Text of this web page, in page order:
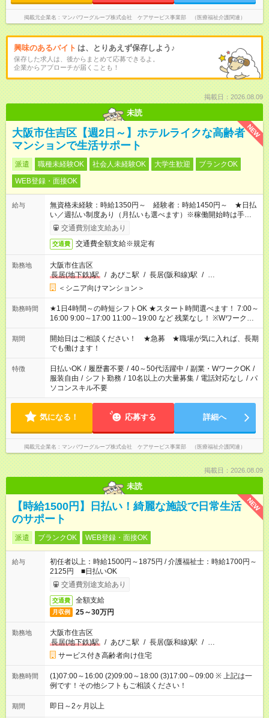
掲載元企業名 マンパワーグループ株式会社 ケアサービス事業部 （医療福祉介護関連）
興味のあるバイト は、とりあえず保存しよう♪
保存した求人は、後からまとめて応募できるよ。
企業からアプローチが届くことも！
掲載日：2026.08.09
未読
NEW
大阪市住吉区【週2日～】ホテルライクな高齢者
マンションで生活サポート
派遣 職種未経験OK 社会人未経験OK 大学生歓迎
ブランクOK
WEB登録・面接OK
給与
無資格未経験：時給1350円～ 経験者：時給1450円～ ★日払
い／週払い制度あり（月払いも選べます）※稼働開始時は手続き
完了次第のお支払いとなります。
交通費別途支給あり
交通費 交通費全額支給※規定有
勤務地
大阪市住吉区
長居(地下鉄)駅
/ あびこ駅 / 長居(阪和線)駅 / …
＜シニア向けマンション＞
勤務時間
★1日4時間～の時短シフトOK ★スタート時間選べます！ 7:00～
16:00 9:00～17:00 11:00～19:00 など 残業なし！ ※Wワークの
場合、他のお仕事と合わせ週40時間超の就業はご案内できませ
ん ※法令に基づき、週20時間以上勤務は社会保険への加入対象
となります ※労働者派遣法（日雇い派遣の原則禁止）により、
短時間・短期間の就業はご案内が難しい場合があります
期間
開始日はご相談ください！ ★急募 ★職場が気に入れば、長期
でも働けます！
特徴 日払いOK / 履歴書不要 / 40～50代活躍中 / 副業・WワークOK /
服装自由 / シフト勤務 / 10名以上の大量募集 / 電話対応なし / パ
ソコンスキル不要
気になる！ 応募する 詳細へ
掲載元企業名 マンパワーグループ株式会社 ケアサービス事業部 （医療福祉介護関連）
掲載日：2026.08.09
未読
NEW
【時給1500円】日払い！綺麗な施設で日常生活
のサポート
派遣 ブランクOK WEB登録・面接OK
給与
初任者以上：時給1500円～1875円 / 介護福祉士：時給1700円～
2125円 ■日払いOK
交通費別途支給あり
交通費 全額支給
月収例 25～30万円
勤務地
大阪市住吉区
長居(地下鉄)駅
/ あびこ駅 / 長居(阪和線)駅 / …
サービス付き高齢者向け住宅
勤務時間
(1)07:00～16:00 (2)09:00～18:00 (3)17:00～09:00 ※ 上記は一
例です！その他シフトもご相談ください！
期間 即日～2ヶ月以上